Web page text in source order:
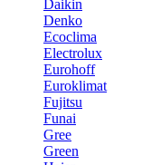
Daikin
Denko
Ecoclima
Electrolux
Eurohoff
Euroklimat
Fujitsu
Funai
Gree
Green